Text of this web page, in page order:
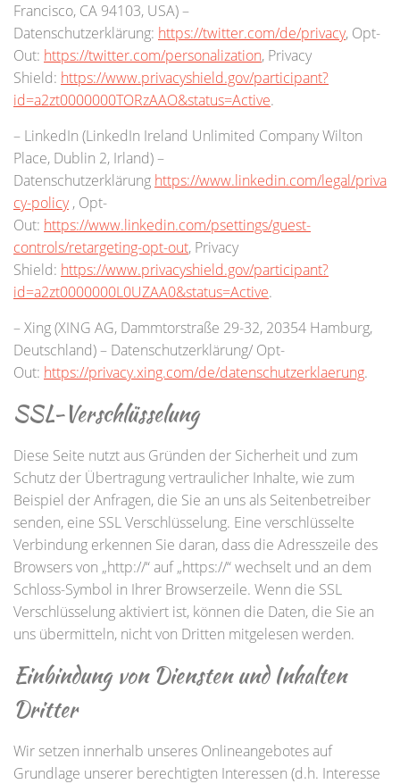
Francisco, CA 94103, USA) –
Datenschutzerklärung: https://twitter.com/de/privacy, Opt-
Out: https://twitter.com/personalization, Privacy
Shield: https://www.privacyshield.gov/participant?
id=a2zt0000000TORzAAO&status=Active.
– LinkedIn (LinkedIn Ireland Unlimited Company Wilton
Place, Dublin 2, Irland) –
Datenschutzerklärung https://www.linkedin.com/legal/priva
cy-policy , Opt-
Out: https://www.linkedin.com/psettings/guest-
controls/retargeting-opt-out, Privacy
Shield: https://www.privacyshield.gov/participant?
id=a2zt0000000L0UZAA0&status=Active.
– Xing (XING AG, Dammtorstraße 29-32, 20354 Hamburg,
Deutschland) – Datenschutzerklärung/ Opt-
Out: https://privacy.xing.com/de/datenschutzerklaerung.
SSL-Verschlüsselung
Diese Seite nutzt aus Gründen der Sicherheit und zum
Schutz der Übertragung vertraulicher Inhalte, wie zum
Beispiel der Anfragen, die Sie an uns als Seitenbetreiber
senden, eine SSL Verschlüsselung. Eine verschlüsselte
Verbindung erkennen Sie daran, dass die Adresszeile des
Browsers von „http://“ auf „https://“ wechselt und an dem
Schloss-Symbol in Ihrer Browserzeile. Wenn die SSL
Verschlüsselung aktiviert ist, können die Daten, die Sie an
uns übermitteln, nicht von Dritten mitgelesen werden.
Einbindung von Diensten und Inhalten
Dritter
Wir setzen innerhalb unseres Onlineangebotes auf
Grundlage unserer berechtigten Interessen (d.h. Interesse